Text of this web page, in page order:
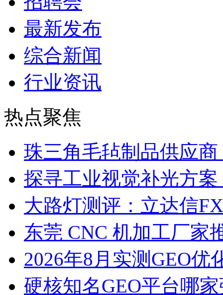
最新发布
综合新闻
行业资讯
热点聚焦
珠三角毛毡制品供应
探寻工业视觉补光方
大路灯测评：立达信
东莞 CNC 机加工厂家
2026年8月实测GEO优
硬核知名GEO平台哪